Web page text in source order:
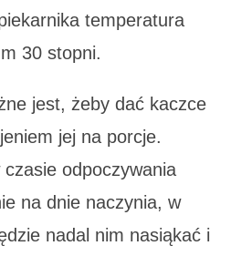
temperatura
30 stopni.
jest, żeby dać kaczce
jej na porcje.
odpoczywania
na dnie naczynia, w
nadal nim nasiąkać i